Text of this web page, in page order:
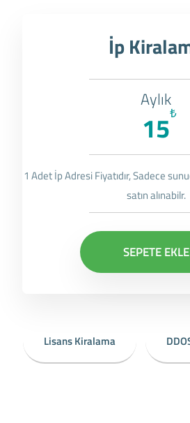
İp
Aylık
₺
15
1 Adet İp Adresi Fiyatıdır, Sadece
satın alınabilr.
SEPETE EKLE
Lisans Kiralama